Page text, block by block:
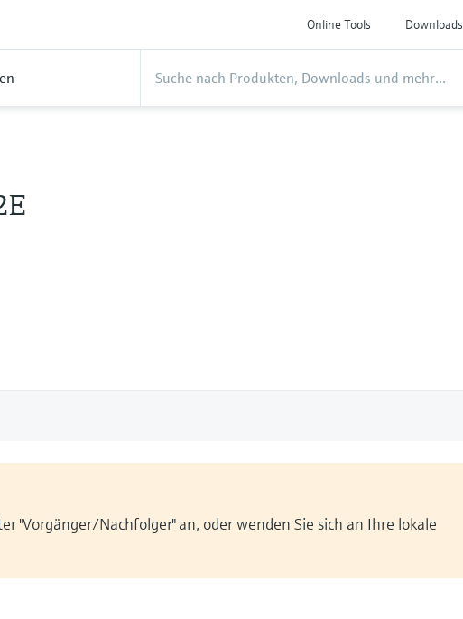
Online Tools Downloads
"Vorgänger/Nachfolger" an, oder wenden Sie sich an Ihre lokale